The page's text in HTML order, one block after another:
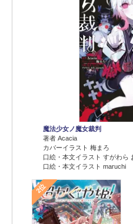
魔法少女ノ魔女裁判
著者 Acacia
カバーイラスト 梅まろ
口絵・本文イラスト すがわら
口絵・本文イラスト maruchi
2位